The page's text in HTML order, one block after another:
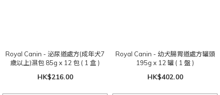
Royal Canin - 泌尿道處方(成年犬7
歲以上)濕包 85g x 12 包 ( 1 盒 )
HK$216.00
Royal Canin - 幼犬腸胃道處方罐頭
195g x 12 罐 ( 1 盤 )
HK$402.00